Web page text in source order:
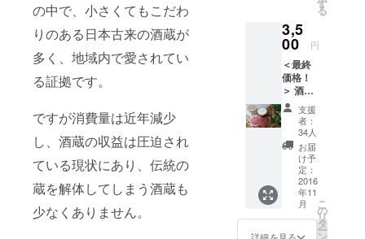
の中で、小さくてもこだわ
りのある日本古来の酒蔵が
多く、地域内で愛されてい
る証拠です。
ですが消費量は近年減少
し、酒蔵の収益は圧迫され
ている現状にあり、伝統の
蔵を解体してしまう酒蔵も
少なくありません。
A6サイ
ズ ※柄
はお選
びいた
だけま
せん
す
る
3,5
00 円
＜最終
価格！
＞ 酒粕
ジェ
ラート
mui ６
個入り
食べ比
べセッ
ト プ
レーン
×2個、
苺×2
個、玄
支援
者：
34人
お届
け予
定：
2016
年11
月
こ
の
リ
タ
ー